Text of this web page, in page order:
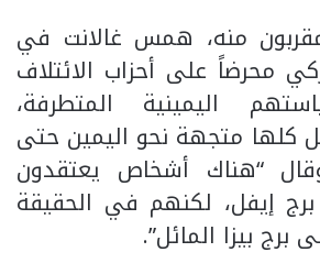
منه، همس غالانت في
محرضاً على أحزاب الائتلاف
اليمينية المتطرفة،
كلها متجهة نحو اليمين حتى
وقال “هناك أشخاص يعتقدون
إيفل، لكنهم في الحقيقة
بيزا المائل”.